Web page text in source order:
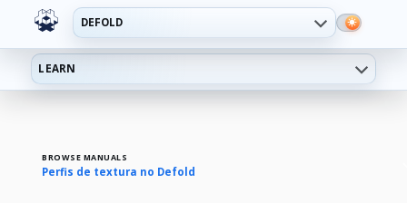
DEFOLD
LEARN
BROWSE MANUALS
Perfis de textura no Defold